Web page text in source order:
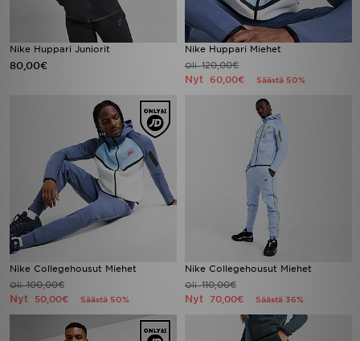
Nike Huppari Juniorit
80,00€
Nike Huppari Miehet
Oli120,00€
Nyt 60,00€ Säästä 50%
Nike Collegehousut Miehet
Oli100,00€
Nyt 50,00€ Säästä 50%
Nike Collegehousut Miehet
Oli110,00€
Nyt 70,00€ Säästä 36%